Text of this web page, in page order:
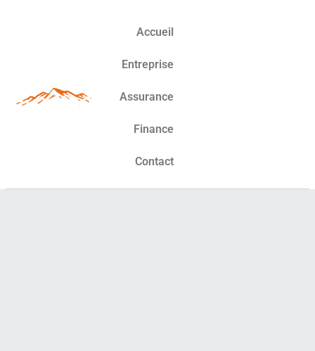
Accueil
Entreprise
Assurance
Finance
Contact